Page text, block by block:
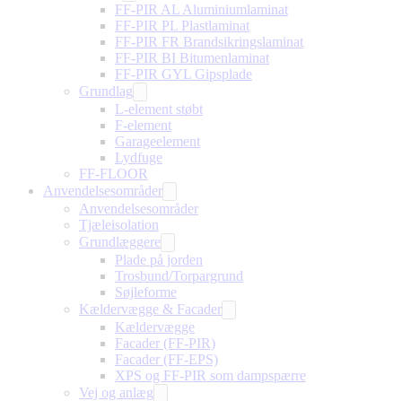
FF-PIR AL Aluminiumlaminat
FF-PIR PL Plastlaminat
FF-PIR FR Brandsikringslaminat
FF-PIR BI Bitumenlaminat
FF-PIR GYL Gipsplade
Grundlag
L-element støbt
F-element
Garageelement
Lydfuge
FF-FLOOR
Anvendelsesområder
Anvendelsesområder
Tjæleisolation
Grundlæggere
Plade på jorden
Trosbund/Torpargrund
Søjleforme
Kældervægge & Facader
Kældervægge
Facader (FF-PIR)
Facader (FF-EPS)
XPS og FF-PIR som dampspærre
Vej og anlæg